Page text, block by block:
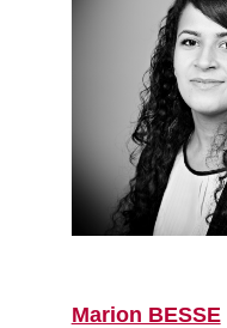
Marion BESSE